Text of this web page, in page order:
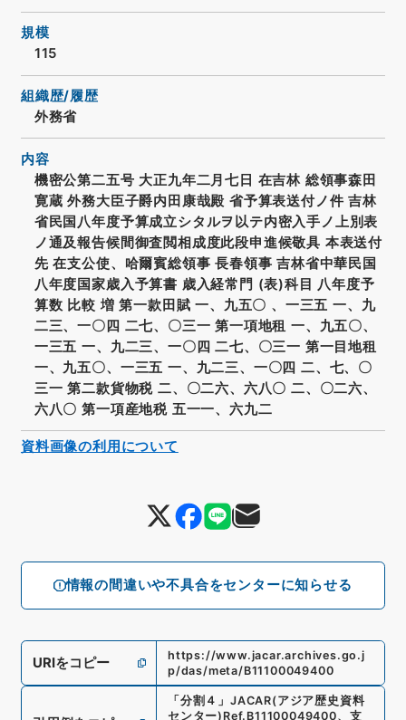
情報の間違いや不具合をセンターに知らせる
規模
115
組織歴/履歴
外務省
内容
機密公第二五号 大正九年二月七日 在吉林 総領事森田
寛蔵 外務大臣子爵内田康哉殿 省予算表送付ノ件 吉林
省民国八年度予算成立シタルヲ以テ内密入手ノ上別表
ノ通及報告候間御査閲相成度此段申進候敬具 本表送付
先 在支公使、哈爾賓総領事 長春領事 吉林省中華民国
八年度国家歳入予算書 歳入経常門 (表)科目 八年度予
算数 比較 増 第一款田賦 一、九五〇 、一三五 一、九
二三、一〇四 二七、〇三一 第一項地租 一、九五〇、
一三五 一、九二三、一〇四 二七、〇三一 第一目地租
一、九五〇、一三五 一、九二三、一〇四 二、七、〇
三一 第二款貨物税 二、〇二六、六八〇 二、〇二六、
六八〇 第一項産地税 五一一、六九二
URIをコピー
https://www.jacar.archives.go.j
p/das/meta/B11100049400
「 分割４ 」 JACAR(アジア歴史資料
センター) Ref. B11100049400、 支
資料画像の利用について